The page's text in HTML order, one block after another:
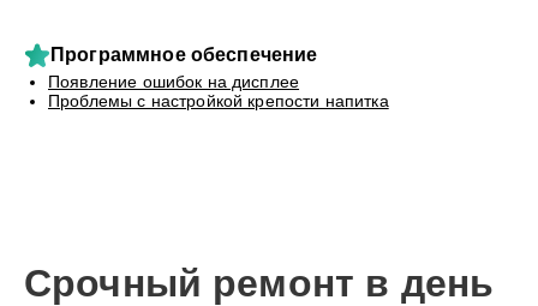
Программное обеспечение
Появление ошибок на дисплее
Проблемы с настройкой крепости напитка
Срочный ремонт в день